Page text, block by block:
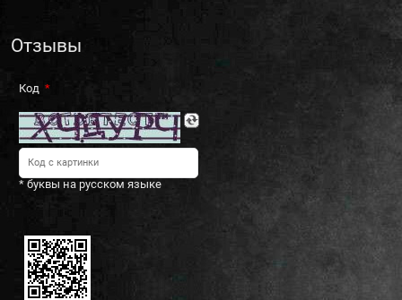
Отзывы
Код
* буквы на русском языке